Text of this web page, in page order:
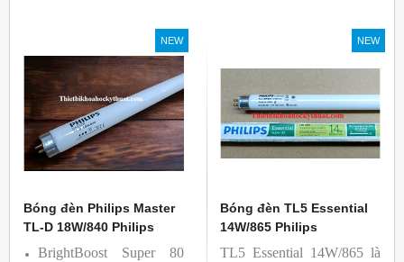
Sản phẩm được sản xuất
bởi hãng Philips, xuất xứ
Ba lan
Sản phẩm được sản xuất
NEW
Bóng đèn Philips Master
TL-D 18W/840 Philips
BrightBoost Super 80
NEW
Bóng đèn TL5 Essential
14W/865 Philips
TL5 Essential 14W/865 là